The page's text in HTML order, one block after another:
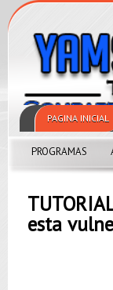
PAGINA INICIAL
PROGRAMAS
esta